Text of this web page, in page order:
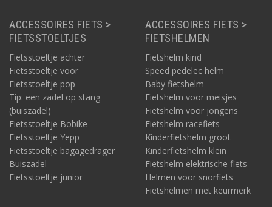
ACCESSOIRES FIETS >
FIETSSTOELTJES
Fietsstoeltje achter
Fietsstoeltje voor
Fietsstoeltje pop
Tip: een zadel op stang
(buiszadel)
Fietsstoeltje Bobike
Fietsstoeltje Yepp
Fietsstoeltje bagagedrager
Buiszadel
Fietsstoeltje junior
ACCESSOIRES FIETS >
FIETSHELMEN
Fietshelm kind
Speed pedelec helm
Baby fietshelm
Fietshelm voor meisjes
Fietshelm voor jongens
Fietshelm racefiets
Kinderfietshelm groot
Kinderfietshelm klein
Fietshelm elektrische fiets
Helmen voor snorfiets
Fietshelmen met keurmerk